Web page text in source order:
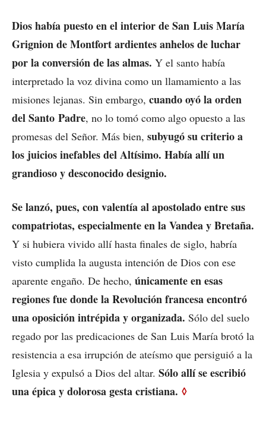
Dios había puesto en el interior de San Luis María
Grignion de Montfort ardientes anhelos de luchar
por la conversión de las almas. Y el santo había
interpretado la voz divina como un llamamiento a las
misiones lejanas. Sin embargo, cuando oyó la orden
del Santo Padre, no lo tomó como algo opuesto a las
promesas del Señor. Más bien, subyugó su criterio a
los juicios inefables del Altísimo. Había allí un
grandioso y desconocido designio.
Se lanzó, pues, con valentía al apostolado entre sus
compatriotas, especialmente en la Vandea y Bretaña.
Y si hubiera vivido allí hasta finales de siglo, habría
visto cumplida la augusta intención de Dios con ese
aparente engaño. De hecho, únicamente en esas
regiones fue donde la Revolución francesa encontró
una oposición intrépida y organizada. Sólo del suelo
regado por las predicaciones de San Luis María brotó la
resistencia a esa irrupción de ateísmo que persiguió a la
Iglesia y expulsó a Dios del altar. Sólo allí se escribió
una épica y dolorosa gesta cristiana. ◊